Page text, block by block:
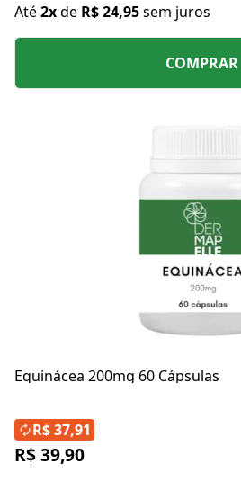
Até2xde R$ 24,95sem juros
COMPRAR
Equinácea 200mg 60 Cápsulas
R$ 39,90
R$ 37,91